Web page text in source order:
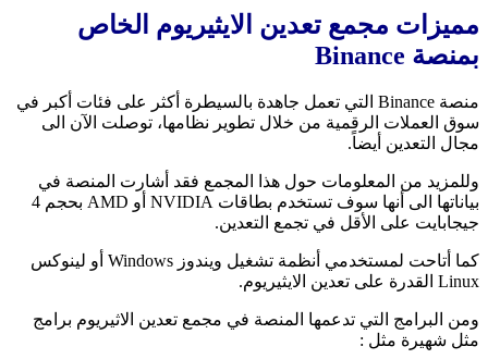
مميزات مجمع تعدين الايثيريوم الخاص
بمنصة Binance
منصة Binance التي تعمل جاهدة بالسيطرة أكثر على فئات أكبر في
سوق العملات الرقمية من خلال تطوير نظامها، توصلت الآن الى
مجال التعدين أيضاً.
وللمزيد من المعلومات حول هذا المجمع فقد أشارت المنصة في
بياناتها الى أنها سوف تستخدم بطاقات NVIDIA أو AMD بحجم 4
جيجابايت على الأقل في تجمع التعدين.
كما أتاحت لمستخدمي أنظمة تشغيل ويندوز Windows أو لينوكس
Linux القدرة على تعدين الايثيريوم.
ومن البرامج التي تدعمها المنصة في مجمع تعدين الاثيريوم برامج
مثل شهيرة مثل :